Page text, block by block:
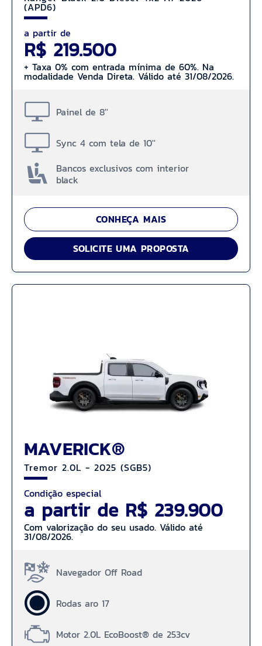
(APD6)
a partir de
R$ 219.500
+ Taxa 0% com entrada mínima de 60%. Na
modalidade Venda Direta. Válido até 31/08/2026.
Painel de 8''
Sync 4 com tela de 10''
Bancos exclusivos com interior
black
CONHEÇA MAIS
SOLICITE UMA PROPOSTA
MAVERICK®
Tremor 2.0L - 2025 (SGB5)
Condição especial
a partir de R$ 239.900
Com valorização do seu usado. Válido até
31/08/2026.
Navegador Off Road
Rodas aro 17
Motor 2.0L EcoBoost® de 253cv